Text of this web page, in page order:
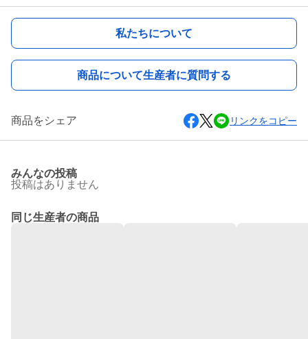
私たちについて
商品について生産者に質問する
商品をシェア リンクをコピー
みんなの投稿
投稿はありません
同じ生産者の商品